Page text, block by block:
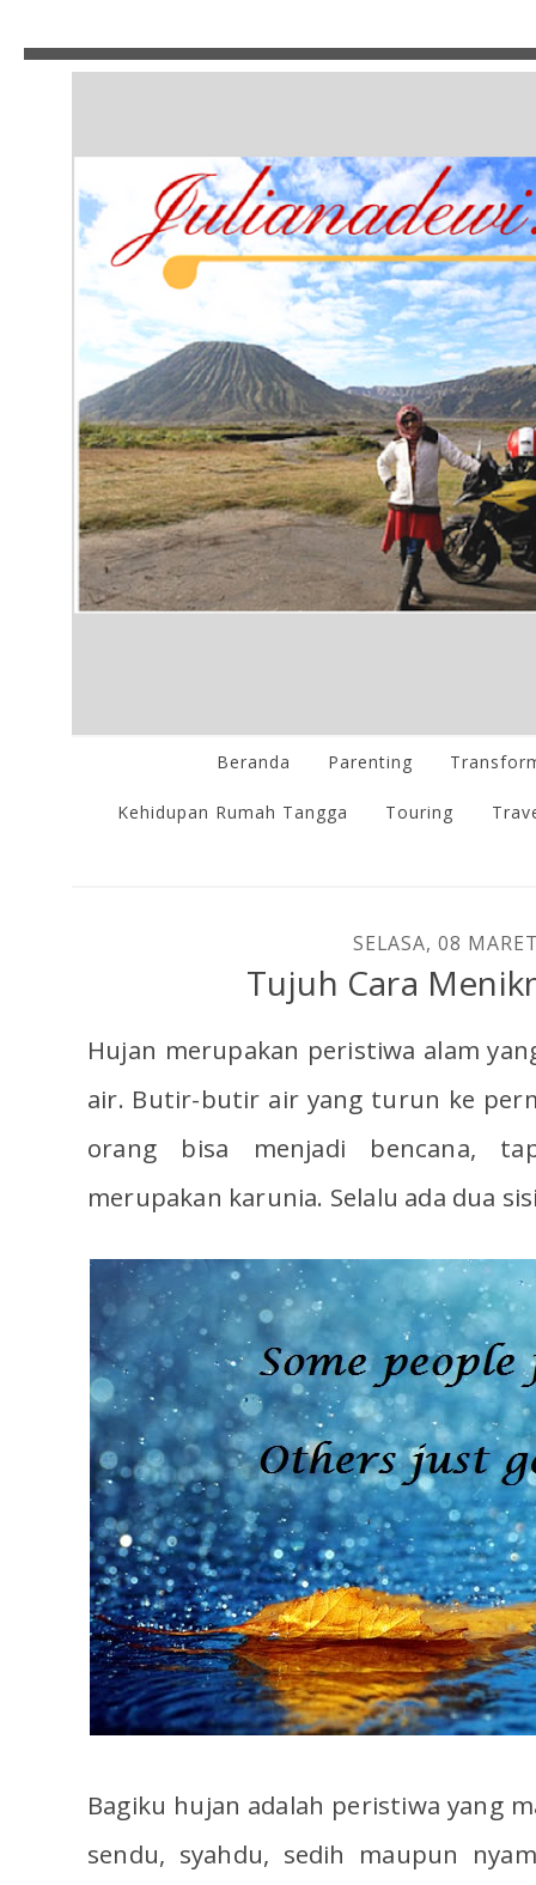
Beranda Parenting
Kehidupan Rumah Tangga Touring
SELASA, 08
Tujuh Cara
Hujan merupakan peristiwa alam
air. Butir-butir air yang turun ke
orang bisa menjadi bencana,
merupakan karunia. Selalu ada dua
Bagiku hujan adalah peristiwa yang
sendu, syahdu, sedih maupun